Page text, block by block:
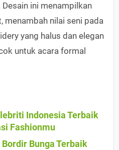
ini menampilkan
menambah nilai seni pada
yang halus dan elegan
untuk acara formal
Indonesia Terbaik
Fashionmu
Bunga Terbaik